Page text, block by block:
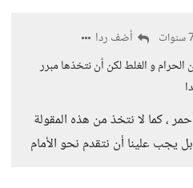
أضف ردا
الحرام و الغلط لكن أن نتخذها مبرر
، كما لا نتخذ من هذه المقولة
يجب علينا أن نتقدم نحو الأمام